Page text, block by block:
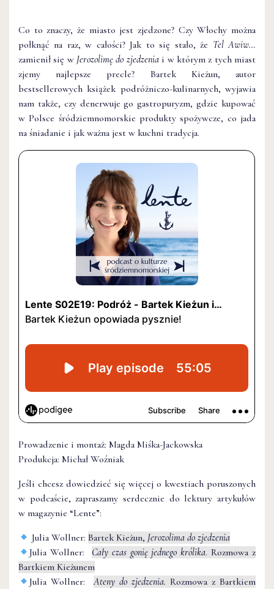
Co to znaczy, że miasto jest zjedzone? Czy Włochy można
połknąć na raz, w całości? Jak to się stało, że Tel Awiw…
zamienił się w Jerozolimę do zjedzeniai w którym z tych miast
zjemy najlepsze precle? Bartek Kieżun, autor
bestsellerowych książek podróżniczo-kulinarnych, wyjawia
nam także, czy denerwuje go gastropuryzm, gdzie kupować
w Polsce śródziemnomorskie produkty spożywcze, co jada
na śniadanie i jak ważna jest w kuchni tradycja.
Prowadzenie i montaż: Magda Miśka-Jackowska
Produkcja: Michał Woźniak
Jeśli chcesz dowiedzieć się więcej o kwestiach poruszonych
w podcaście, zapraszamy serdecznie do lektury artykułów
w magazynie “Lente”:
Julia Wollner:Bartek Kieżun, Jerozolima do zjedzenia
Julia Wollner: Cały czas gonię jednego królika. Rozmowa z
Bartkiem Kieżunem
Julia Wollner:Ateny do zjedzenia. Rozmowa z Bartkiem